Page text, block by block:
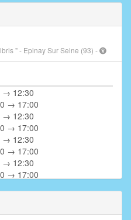
" - Epinay Sur Seine (93) -
→ 12:30
→ 17:00
→ 12:30
→ 17:00
→ 12:30
→ 17:00
→ 12:30
→ 17:00